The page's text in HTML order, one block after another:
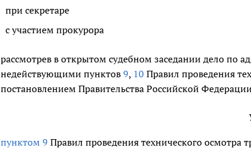
при секретаре
с участием прокурора
рассмотрев в открытом судебном заседании дело по
недействующими пунктов9, 10 Правил проведения
постановлением Правительства Российской
пунктом 9 Правил проведения технического осмотра